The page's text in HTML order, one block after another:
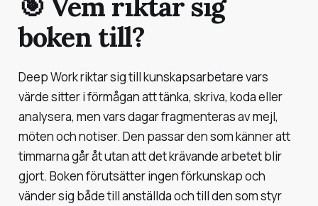
boken till?
Deep Work riktar sig till kunskapsarbetare vars
värde sitter i förmågan att tänka, skriva, koda eller
analysera, men vars dagar fragmenteras av mejl,
möten och notiser. Den passar den som känner att
timmarna går åt utan att det krävande arbetet blir
gjort. Boken förutsätter ingen förkunskap och
vänder sig både till anställda och till den som styr